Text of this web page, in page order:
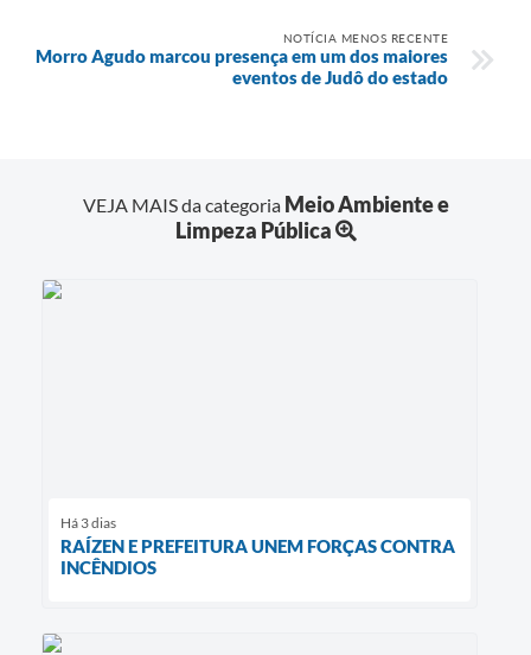
NOTÍCIA MENOS RECENTE
Morro Agudo marcou presença em um dos maiores
eventos de Judô do estado
VEJA MAIS da categoria Meio Ambiente e
Limpeza Pública
Há 3 dias
RAÍZEN E PREFEITURA UNEM FORÇAS CONTRA
INCÊNDIOS